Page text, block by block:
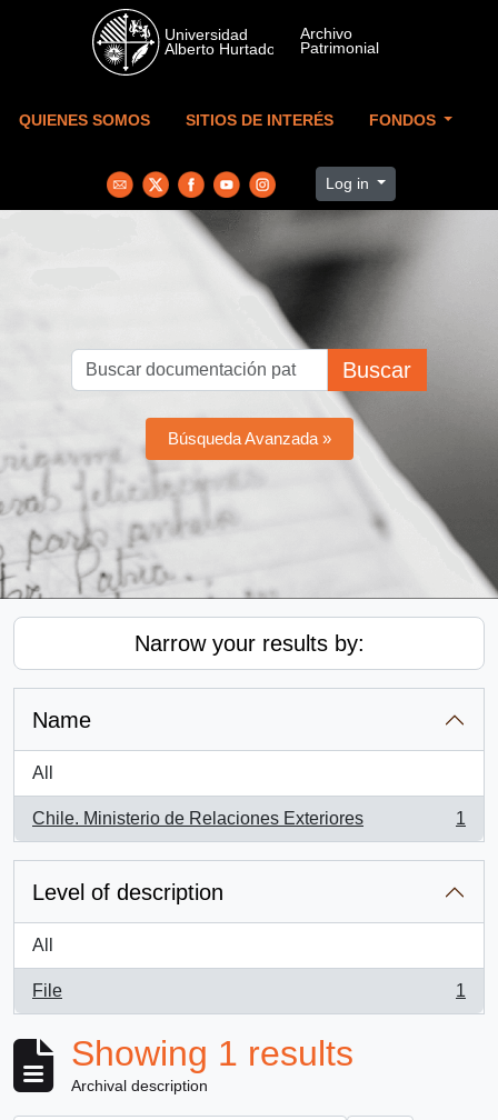
Skip to main content
QUIENES SOMOS SITIOS DE INTERÉS FONDOS
Log in
Buscar
Búsqueda Avanzada »
Narrow your results by:
Name
All
Chile. Ministerio de Relaciones Exteriores
, 1 results
1
Level of description
All
File
, 1 results
1
Showing 1 results
Archival description